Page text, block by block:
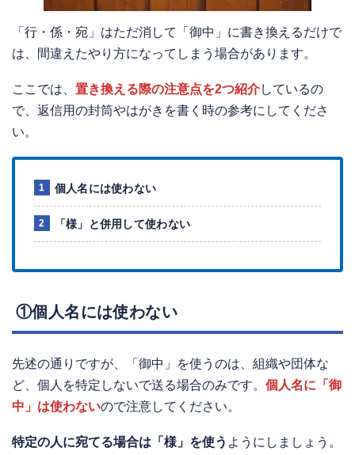
「行・係・宛」はただ消して「御中」に書き換えるだけで
は、間違えたやり方になってしまう場合があります。
ここでは、 置き換える際の注意点を2つ紹介しているの
で、返信用の封筒やはがきを書く時の参考にしてくださ
い。
個人名には使わない
「様」と併用して使わない
①個人名には使わない
先述の通りですが、「御中」を使うのは、組織や団体な
ど、個人を特定しないで送る場合のみです。 個人名に「御
中」は使わないので注意してください。
特定の人に宛てる場合は「様」を使う ようにしましょう。